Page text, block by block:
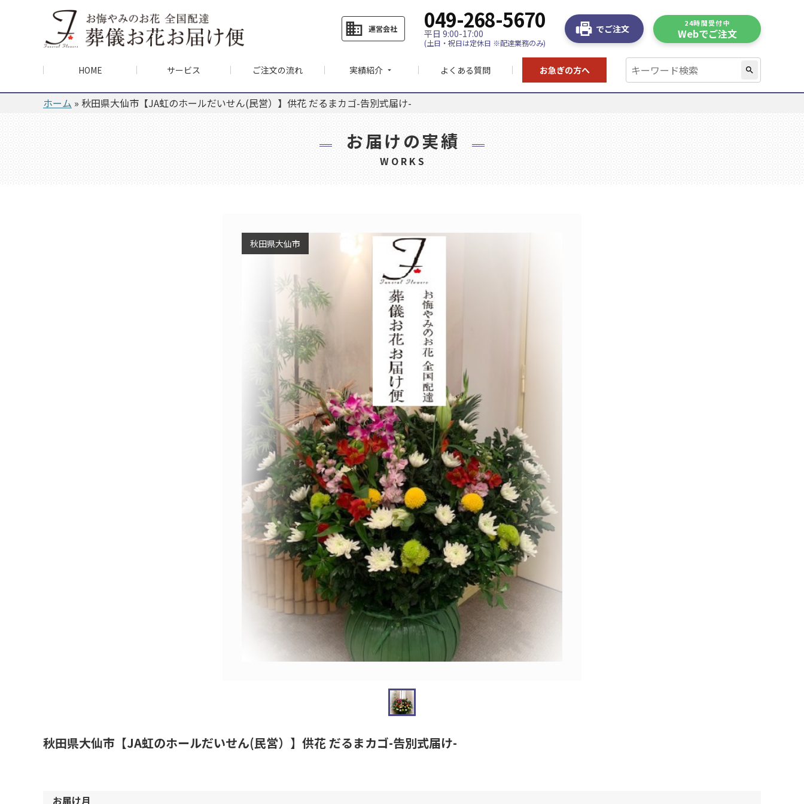
business 運営会社 049-268-5670
平日 9:00-17:00
(土日・祝日は定休日 ※配達業務のみ)
でご注文
24時間受付中
Webでご注文
search
HOME サービス ご注文の流れ 実績紹介 arrow_drop_down よくある質問 お急ぎの方へ
ホーム » 秋田県大仙市【JA虹のホールだいせん(民営）】供花 だるまカゴ-告別式届け-
お届けの実績
WORKS
秋田県大仙市
秋田県大仙市【JA虹のホールだいせん(民営）】供花 だるまカゴ-告別式届け-
お届け月